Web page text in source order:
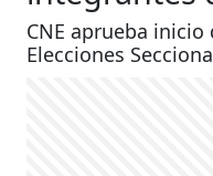
CNE aprueba
Elecciones